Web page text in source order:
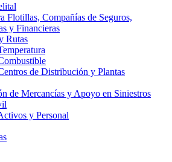
Flotillas, Compañías de Seguros,
y Financieras
Rutas
de Distribución y Plantas
de Mercancías y Apoyo en Siniestros
y Personal